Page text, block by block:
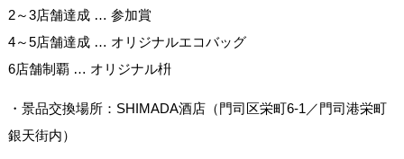
2～3店舗達成 … 参加賞
4～5店舗達成 … オリジナルエコバッグ
6店舗制覇 … オリジナル枡
・景品交換場所：SHIMADA酒店（門司区栄町6-1／門司港栄町
銀天街内）